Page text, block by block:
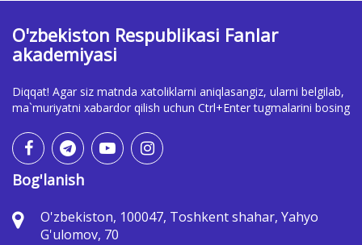
O'zbekiston Respublikasi Fanlar
akademiyasi
Diqqat! Agar siz matnda xatoliklarni aniqlasangiz, ularni belgilab,
ma`muriyatni xabardor qilish uchun Ctrl+Enter tugmalarini bosing
Bog'lanish
O'zbekiston, 100047, Toshkent shahar, Yahyo
G'ulomov, 70